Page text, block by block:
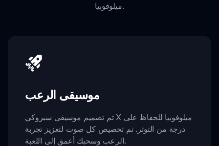
ميلوفوبيا.
موسيقى الرعب
تم تصميم موسيقى سبروكي X ميلوفوبيا للحفاظ على
درجة من التوتر. تم تخصيص كل صوت لتعزيز تجربة
الرعب وسحبك أعمق إلى اللعبة.